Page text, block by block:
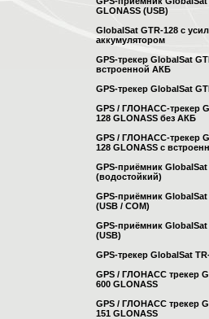
GLONASS (USB)
GlobalSat GTR-128 с
аккумулятором
GPS-трекер GlobalSat
встроенной АКБ
GPS-трекер GlobalSat
GPS / ГЛОНАСС-трекер
128 GLONASS без АКБ
GPS / ГЛОНАСС-трекер
128 GLONASS с
GPS-приёмник GlobalSat
(водостойкий)
GPS-приёмник GlobalSat
(USB / COM)
GPS-приёмник GlobalSat
(USB)
GPS-трекер GlobalSat
GPS / ГЛОНАСС трекер
600 GLONASS
GPS / ГЛОНАСС трекер
151 GLONASS